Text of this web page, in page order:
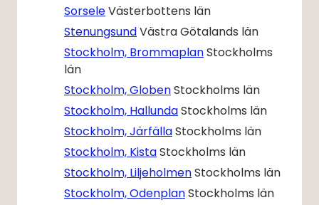
SorseleVästerbottens län
StenungsundVästra Götalands län
Stockholm, BrommaplanStockholms
län
Stockholm, GlobenStockholms län
Stockholm, HallundaStockholms län
Stockholm, JärfällaStockholms län
Stockholm, KistaStockholms län
Stockholm, LiljeholmenStockholms län
Stockholm, OdenplanStockholms län